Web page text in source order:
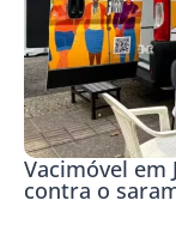
Vacimóvel em
contra o